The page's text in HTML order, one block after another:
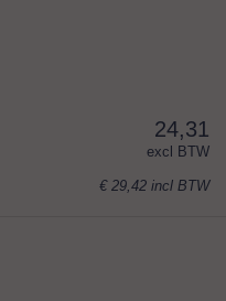
24,31
excl BTW
€ 29,42 incl BTW